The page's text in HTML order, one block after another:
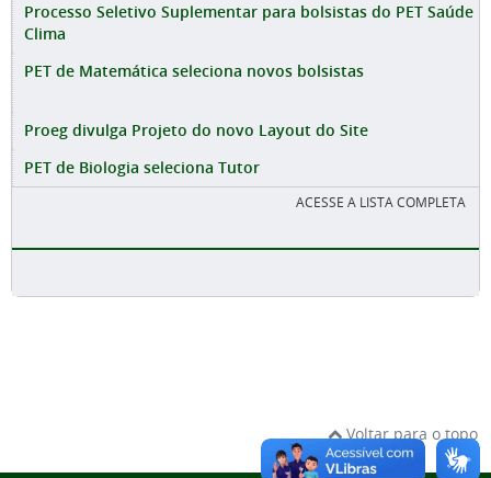
Processo Seletivo Suplementar para bolsistas do PET Saúde
Clima
PET de Matemática seleciona novos bolsistas
Proeg divulga Projeto do novo Layout do Site
PET de Biologia seleciona Tutor
ACESSE A LISTA COMPLETA
Voltar para o topo